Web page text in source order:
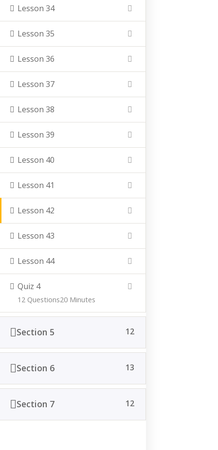
Lesson 34
Lesson 35
Lesson 36
Lesson 37
Lesson 38
Lesson 39
Lesson 40
Lesson 41
Lesson 42
Lesson 43
Lesson 44
Quiz 4
20 Minutes
12 Questions
Section 5 12
Section 6 13
Section 7 12
Vauß-Hof
Hofladen
Kontakt
Cerisy-Platz 2
Hofladen
Mittwoch 10 bis 18 Uhr
Donnerstag 10 bis 18 Uhr Freitag 10 bis 18 Uhr
Samstag 10 bis 14 Uhr
Social Media